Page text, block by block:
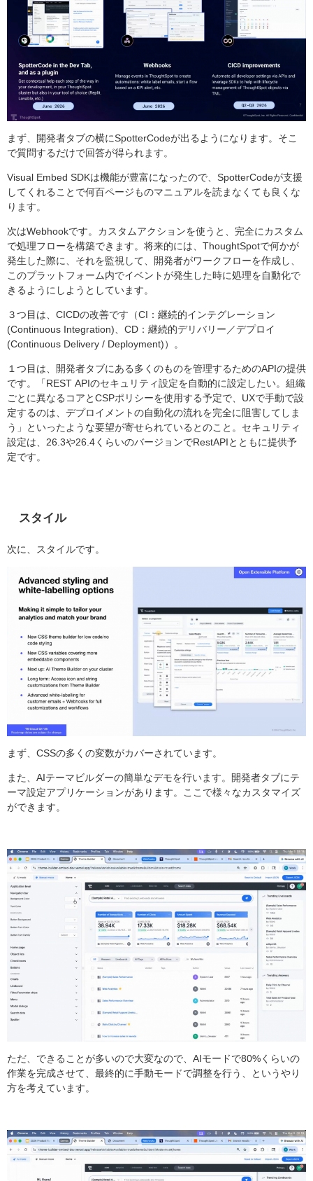
まず、開発者タブの横にSpotterCodeが出るようになります。そこ
で質問するだけで回答が得られます。
Visual Embed SDKは機能が豊富になったので、SpotterCodeが支援
してくれることで何百ページものマニュアルを読まなくても良くな
ります。
次はWebhookです。カスタムアクションを使うと、完全にカスタム
で処理フローを構築できます。将来的には、ThoughtSpotで何かが
発生した際に、それを監視して、開発者がワークフローを作成し、
このプラットフォーム内でイベントが発生した時に処理を自動化で
きるようにしようとしています。
３つ目は、CICDの改善です（CI：継続的インテグレーション
(Continuous Integration)、CD：継続的デリバリー／デプロイ
(Continuous Delivery / Deployment)）。
１つ目は、開発者タブにある多くのものを管理するためのAPIの提供
です。「REST APIのセキュリティ設定を自動的に設定したい。組織
ごとに異なるコアとCSPポリシーを使用する予定で、UXで手動で設
定するのは、デプロイメントの自動化の流れを完全に阻害してしま
う」といったような要望が寄せられているとのこと。セキュリティ
設定は、26.3や26.4くらいのバージョンでRestAPIとともに提供予
定です。
スタイル
次に、スタイルです。
まず、CSSの多くの変数がカバーされています。
また、AIテーマビルダーの簡単なデモを行います。開発者タブにテ
ーマ設定アプリケーションがあります。ここで様々なカスタマイズ
ができます。
ただ、できることが多いので大変なので、AIモードで80%くらいの
作業を完成させて、最終的に手動モードで調整を行う、というやり
方を考えています。